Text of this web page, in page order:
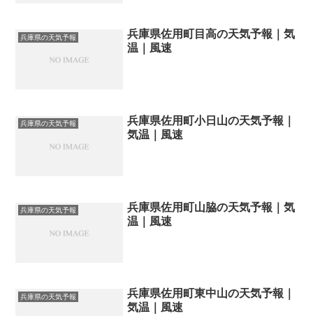
兵庫県の天気予報
兵庫県佐用町目高の天気予報｜気
温｜風速
兵庫県の天気予報
兵庫県佐用町小日山の天気予報｜
気温｜風速
兵庫県の天気予報
兵庫県佐用町山脇の天気予報｜気
温｜風速
兵庫県の天気予報
兵庫県佐用町東中山の天気予報｜
気温｜風速